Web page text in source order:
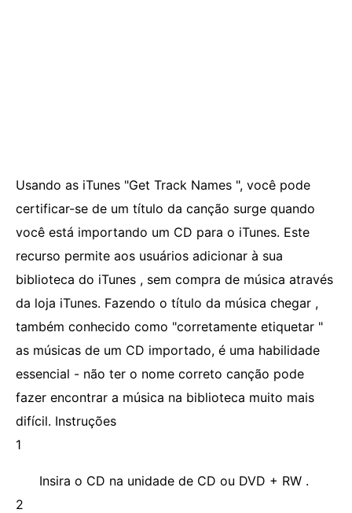
Usando as iTunes "Get Track Names ", você pode
certificar-se de um título da canção surge quando
você está importando um CD para o iTunes. Este
recurso permite aos usuários adicionar à sua
biblioteca do iTunes , sem compra de música através
da loja iTunes. Fazendo o título da música chegar ,
também conhecido como "corretamente etiquetar "
as músicas de um CD importado, é uma habilidade
essencial - não ter o nome correto canção pode
fazer encontrar a música na biblioteca muito mais
difícil. Instruções
1
Insira o CD na unidade de CD ou DVD + RW .
2